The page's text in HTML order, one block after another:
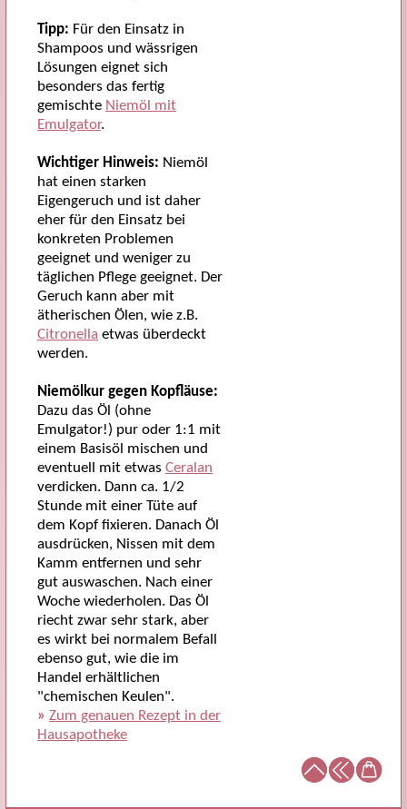
Tipp: Für den Einsatz in
Shampoos und wässrigen
Lösungen eignet sich
besonders das fertig
gemischte Niemöl mit
Emulgator.
Wichtiger Hinweis: Niemöl
hat einen starken
Eigengeruch und ist daher
eher für den Einsatz bei
konkreten Problemen
geeignet und weniger zu
täglichen Pflege geeignet. Der
Geruch kann aber mit
ätherischen Ölen, wie z.B.
Citronella etwas überdeckt
werden.
Niemölkur gegen Kopfläuse:
Dazu das Öl (ohne
Emulgator!) pur oder 1:1 mit
einem Basisöl mischen und
eventuell mit etwas Ceralan
verdicken. Dann ca. 1/2
Stunde mit einer Tüte auf
dem Kopf fixieren. Danach Öl
ausdrücken, Nissen mit dem
Kamm entfernen und sehr
gut auswaschen. Nach einer
Woche wiederholen. Das Öl
riecht zwar sehr stark, aber
es wirkt bei normalem Befall
ebenso gut, wie die im
Handel erhältlichen
"chemischen Keulen".
» Zum genauen Rezept in der
Hausapotheke